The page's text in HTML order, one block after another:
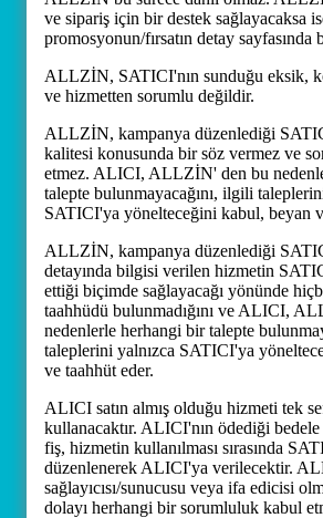
ve sipariş için bir destek sağlayacaksa
promosyonun/fırsatın detay sayfasında
ALLZİN, SATICI'nın sunduğu eksik,
ve hizmetten sorumlu değildir.
ALLZİN, kampanya düzenlediği
kalitesi konusunda bir söz vermez ve
etmez. ALICI, ALLZİN' den bu
talepte bulunmayacağını, ilgili
SATICI'ya yönelteceğini kabul, beyan
ALLZİN, kampanya düzenlediği
detayında bilgisi verilen hizmetin
ettiği biçimde sağlayacağı yönünde
taahhüdü bulunmadığını ve ALICI,
nedenlerle herhangi bir talepte
taleplerini yalnızca SATICI'ya
ve taahhüt eder.
ALICI satın almış olduğu hizmeti tek
kullanacaktır. ALICI'nın ödediği
fiş, hizmetin kullanılması sırasında
düzenlenerek ALICI'ya verilecektir.
sağlayıcısı/sunucusu veya ifa edicisi
dolayı herhangi bir sorumluluk kabul